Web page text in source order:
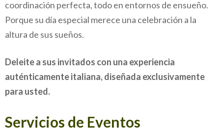
coordinación perfecta, todo en entornos de ensueño.
Porque su día especial merece una celebración a la
altura de sus sueños.
Deleite a sus invitados con una experiencia
auténticamente italiana, diseñada exclusivamente
para usted.
Servicios de Eventos